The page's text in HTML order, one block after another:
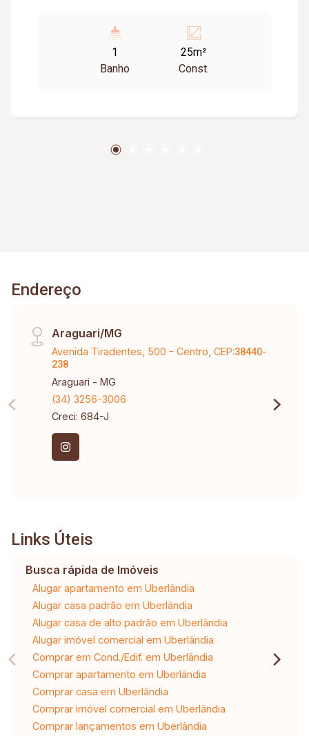
1
Banho
25m²
Const.
Endereço
Araguari/MG
Avenida Tiradentes, 500 - Centro, CEP:38440-
238
Araguari - MG
(34) 3256-3006
Creci: 684-J
Links Úteis
Busca rápida de Imóveis
Alugar apartamento em Uberlândia
Alugar casa padrão em Uberlândia
Alugar casa de alto padrão em Uberlândia
Alugar imóvel comercial em Uberlândia
Comprar em Cond./Edif. em Uberlândia
Comprar apartamento em Uberlândia
Comprar casa em Uberlândia
Comprar imóvel comercial em Uberlândia
Comprar lançamentos em Uberlândia